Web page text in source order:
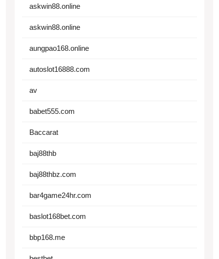
askwin88.online
askwin88.online
aungpao168.online
autoslot16888.com
av
babet555.com
Baccarat
baj88thb
baj88thbz.com
bar4game24hr.com
baslot168bet.com
bbp168.me